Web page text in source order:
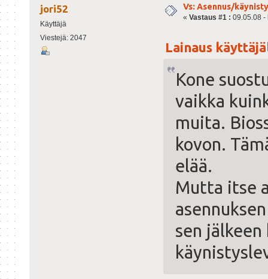
jori52
Käyttäjä
Viestejä: 2047
Vs: Asennus/
« Vastaus #1 : 09.05.08 -
Lainaus
Kone
vaikka
muita.
kovon.
elää.
Mutta itse
sen